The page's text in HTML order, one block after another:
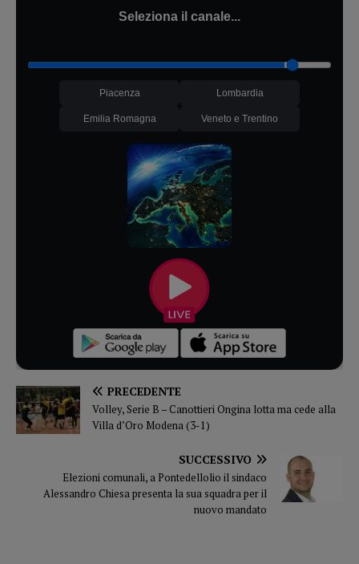
Seleziona il canale...
Piacenza Lombardia
Emilia Romagna Veneto e Trentino
PRECEDENTE
Volley, Serie B – Canottieri Ongina lotta ma cede alla
Villa d’Oro Modena (3-1)
SUCCESSIVO
Elezioni comunali, a Pontedellolio il sindaco
Alessandro Chiesa presenta la sua squadra per il
nuovo mandato